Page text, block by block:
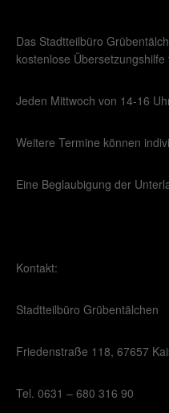
Das Stadtteilbüro
kostenlose
Jeden Mittwoch von 14-16
Weitere Termine können
Eine Beglaubigung der
Kontakt:
Stadtteilbüro Grübentälchen
Friedenstraße 118, 67657
Tel. 0631 – 680 316 90